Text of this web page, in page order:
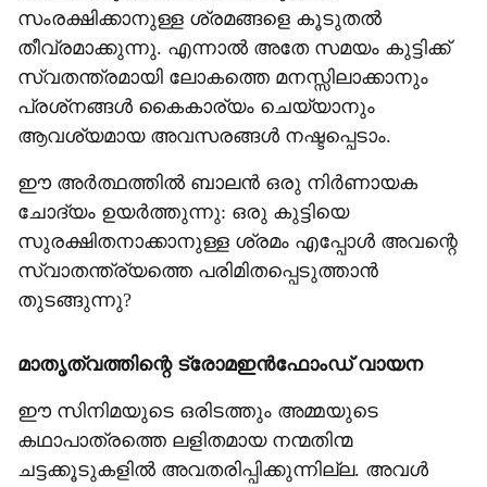
സംരക്ഷിക്കാനുള്ള ശ്രമങ്ങളെ കൂടുതല്‍
തീവ്രമാക്കുന്നു. എന്നാല്‍ അതേ സമയം കുട്ടിക്ക്
സ്വതന്ത്രമായി ലോകത്തെ മനസ്സിലാക്കാനും
പ്രശ്‌നങ്ങള്‍ കൈകാര്യം ചെയ്യാനും
ആവശ്യമായ അവസരങ്ങള്‍ നഷ്ടപ്പെടാം.
ഈ അര്‍ത്ഥത്തില്‍ ബാലന്‍ ഒരു നിര്‍ണായക
ചോദ്യം ഉയര്‍ത്തുന്നു: ഒരു കുട്ടിയെ
സുരക്ഷിതനാക്കാനുള്ള ശ്രമം എപ്പോള്‍ അവന്റെ
സ്വാതന്ത്ര്യത്തെ പരിമിതപ്പെടുത്താന്‍
തുടങ്ങുന്നു?
മാതൃത്വത്തിന്റെ ട്രോമഇന്‍ഫോംഡ് വായന
ഈ സിനിമയുടെ ഒരിടത്തും അമ്മയുടെ
കഥാപാത്രത്തെ ലളിതമായ നന്മതിന്മ
ചട്ടക്കൂടുകളില്‍ അവതരിപ്പിക്കുന്നില്ല. അവള്‍